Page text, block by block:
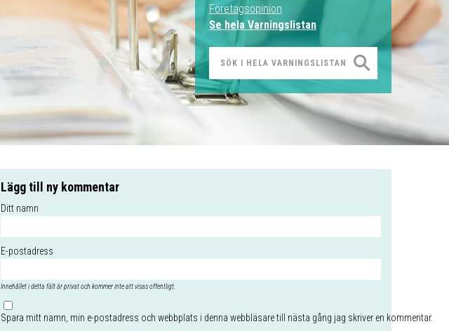
Lägg till ny kommentar
Ditt namn
E-postadress
Innehållet i detta fält är privat och kommer inte att visas offentligt.
Spara mitt namn, min e-postadress och webbplats i denna webbläsare till nästa gång jag skriver en kommentar.
Företagsopinion
Se hela Varningslistan